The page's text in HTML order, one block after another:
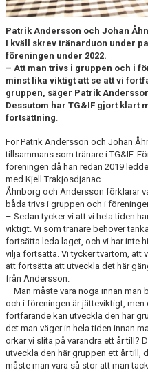
Patrik Andersson och Johan
I kväll skrev tränarduon under
föreningen under 2022.
– Att man trivs i gruppen och i
minst lika viktigt att se att vi
gruppen, säger Patrik
Dessutom har TG&IF gjort klart
fortsättning.
För Patrik Andersson och Johan
tillsammans som tränare i TG&IF.
föreningen då han redan 2019
med Kjell Trakjosdjanac.
Åhnborg och Andersson förklarar
båda trivs i gruppen och i
– Sedan tycker vi att vi hela tiden
viktigt. Vi som tränare behöver
fortsätta leda laget, och vi har inte
vilja fortsätta. Vi tycker tvärtom, att
att fortsätta att utveckla det här
från Andersson.
– Man måste vara noga innan man
och i föreningen är jätteviktigt,
fortfarande kan utveckla den här
det man väger in hela tiden innan
orkar vi slita på varandra ett år till?
utveckla den här gruppen ett år till,
måste man vara så stor att man